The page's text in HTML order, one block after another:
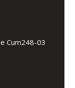
Cum248-03